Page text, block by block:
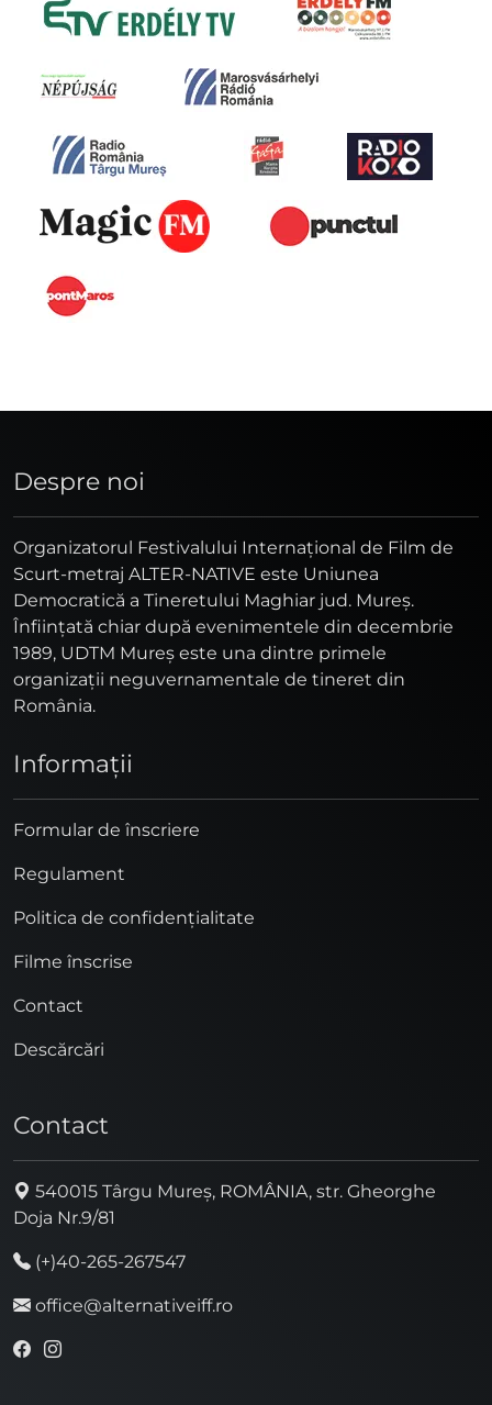
Despre noi
Organizatorul Festivalului Internaţional de Film de
Scurt-metraj ALTER-NATIVE este Uniunea
Democratică a Tineretului Maghiar jud. Mureş.
Înfiinţată chiar după evenimentele din decembrie
1989, UDTM Mureş este una dintre primele
organizaţii neguvernamentale de tineret din
România.
Informaţii
Formular de înscriere
Regulament
Politica de confidențialitate
Filme înscrise
Contact
Descărcări
Contact
540015 Târgu Mureș, ROMÂNIA, str. Gheorghe
Doja Nr.9/81
(+)40-265-267547
office@alternativeiff.ro